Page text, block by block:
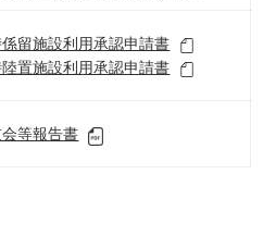
留施設利用承認申請書
置施設利用承認申請書
等報告書